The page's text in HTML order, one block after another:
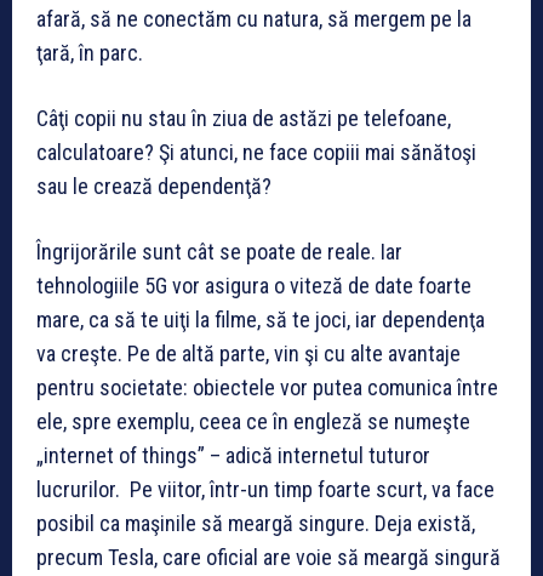
afară, să ne conectăm cu natura, să mergem pe la
ţară, în parc.
Câţi copii nu stau în ziua de astăzi pe telefoane,
calculatoare? Şi atunci, ne face copiii mai sănătoşi
sau le crează dependenţă?
Îngrijorările sunt cât se poate de reale. Iar
tehnologiile 5G vor asigura o viteză de date foarte
mare, ca să te uiţi la filme, să te joci, iar dependenţa
va creşte. Pe de altă parte, vin şi cu alte avantaje
pentru societate: obiectele vor putea comunica între
ele, spre exemplu, ceea ce în engleză se numeşte
„internet of things” – adică internetul tuturor
lucrurilor. Pe viitor, într-un timp foarte scurt, va face
posibil ca maşinile să meargă singure. Deja există,
precum Tesla, care oficial are voie să meargă singură